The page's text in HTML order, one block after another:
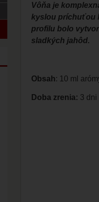
Vôňa je
kyslou príchuťou
profilu bolo
sladkých jahôd.
Obsah: 10 ml
Doba zrenia: 3 dni